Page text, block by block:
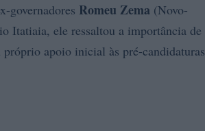
governadores Romeu Zema (Novo-
Itatiaia, ele ressaltou a importância de
apoio inicial às pré-candidaturas